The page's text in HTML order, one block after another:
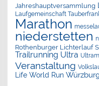
Jahreshauptversammlung
Laufgemeinschaft
Marathon
niederstetten
Rothenburger Lichterlauf
Trailrunning Ultra
Veranstaltung
Life World Run